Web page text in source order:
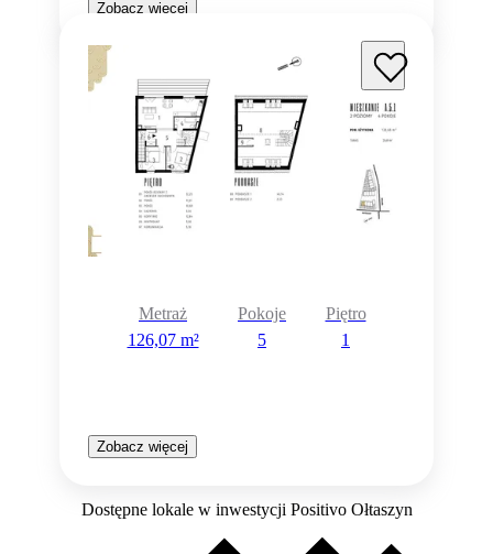
Zobacz więcej
Metraż
126,07 m²
Pokoje
5
Piętro
1
Zobacz więcej
Dostępne lokale w inwestycji Positivo Ołtaszyn